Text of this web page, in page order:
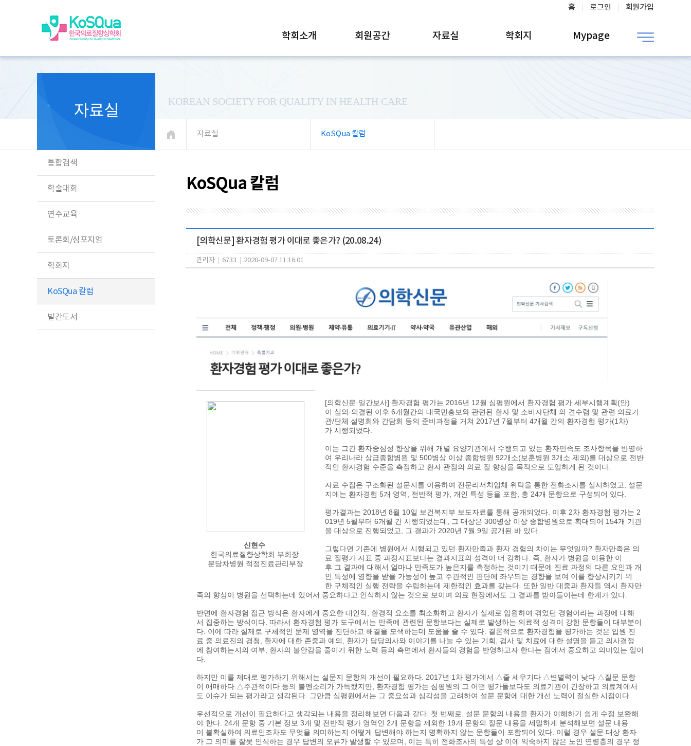
홈 로그인 회원가입
학회소개 회원공간 자료실 학회지 Mypage
KOREAN SOCIETY FOR QUALITY IN HEALTH CARE
자료실 KoSQua 칼럼
자료실
통합검색
학술대회
연수교육
토론회/심포지엄
학회지
KoSQua 칼럼
발간도서
KoSQua 칼럼
[의학신문] 환자경험 평가 이대로 좋은가? (20.08.24)
관리자 6733 2020-09-07 11:16:01
신현수
한국의료질향상학회 부회장
분당차병원 적정진료관리부장
[의학신문·일간보사] 환자경험 평가는 2016년 12월 심평원에서 환자경험 평가 세부시행계획(안)
이 심의·의결된 이후 6개월간의 대국민홍보와 관련된 환자 및 소비자단체 의 견수렴 및 관련 의료기
관/단체 설명회와 간담회 등의 준비과정을 거쳐 2017년 7월부터 4개월 간의 환자경험 평가(1차)
가 시행되었다.
이는 그간 환자중심성 향상을 위해 개별 요양기관에서 수행되고 있는 환자만족도 조사항목을 반영하
여 우리나라 상급종합병원 및 500병상 이상 종합병원 92개소(보훈병원 3개소 제외)를 대상으로 전반
적인 환자경험 수준을 측정하고 환자 관점의 의료 질 향상을 목적으로 도입하게 된 것이다.
자료 수집은 구조화된 설문지를 이용하여 전문리서치업체 위탁을 통한 전화조사를 실시하였고, 설문
지에는 환자경험 5개 영역, 전반적 평가, 개인 특성 등을 포함, 총 24개 문항으로 구성되어 있다.
평가결과는 2018년 8월 10일 보건복지부 보도자료를 통해 공개되었다. 이후 2차 환자경험 평가는 2
019년 5월부터 6개월 간 시행되었는데, 그 대상은 300병상 이상 종합병원으로 확대되어 154개 기관
을 대상으로 진행되었고, 그 결과가 2020년 7월 9일 공개된 바 있다.
그렇다면 기존에 병원에서 시행되고 있던 환자만족과 환자 경험의 차이는 무엇일까? 환자만족은 의
료 질평가 지표 중 과정지표보다는 결과지표의 성격이 더 강하다. 즉, 환자가 병원을 이용한 이
후 그 결과에 대해서 얼마나 만족도가 높은지를 측정하는 것이기 때문에 진료 과정의 다른 요인과 개
인 특성에 영향을 받을 가능성이 높고 주관적인 판단에 좌우되는 경향을 보여 이를 향상시키기 위
한 구체적인 실행 전략을 수립하는데 제한적인 효과를 갖는다. 또한 일반 대중과 환자들 역시 환자만
족의 향상이 병원을 선택하는데 있어서 중요하다고 인식하지 않는 것으로 보이며 의료 현장에서도 그 결과를 받아들이는데 한계가 있다.
반면에 환자경험 접근 방식은 환자에게 중요한 대인적, 환경적 요소를 최소화하고 환자가 실제로 입원하여 겪었던 경험이라는 과정에 대해
서 집중하는 방식이다. 따라서 환자경험 평가 도구에서는 만족에 관련된 문항보다는 실제로 발생하는 의료적 성격이 강한 문항들이 대부분이
다. 이에 따라 실제로 구체적인 문제 영역을 진단하고 해결을 모색하는데 도움을 줄 수 있다. 결론적으로 환자경험을 평가하는 것은 입원 진
료 중 의료진의 경청, 환자에 대한 존중과 예의, 환자가 담당의사와 이야기를 나눌 수 있는 기회, 검사 및 치료에 대한 설명을 듣고 의사결정
에 참여하는지의 여부, 환자의 불안감을 줄이기 위한 노력 등의 측면에서 환자들의 경험을 반영하고자 한다는 점에서 중요하고 의미있는 일이
다.
하지만 이를 제대로 평가하기 위해서는 설문지 문항의 개선이 필요하다. 2017년 1차 평가에서 △줄 세우기다 △변별력이 낮다 △질문 문항
이 애매하다 △주관적이다 등의 볼멘소리가 가득했지만, 환자경험 평가는 심평원의 그 어떤 평가들보다도 의료기관이 긴장하고 의료계에서
도 이슈가 되는 평가라고 생각된다. 그만큼 심평원에서는 그 중요성과 심각성을 고려하여 설문 문항에 대한 개선 노력이 절실한 시점이다.
우선적으로 개선이 필요하다고 생각되는 내용을 정리해보면 다음과 같다. 첫 번째로, 설문 문항의 내용을 환자가 이해하기 쉽게 수정 보완해
야 한다. 24개 문항 중 기본 정보 3개 및 전반적 평가 영역인 2개 문항을 제외한 19개 문항의 질문 내용을 세밀하게 분석해보면 설문 내용
이 불확실하여 의료인조차도 무엇을 의미하는지 어떻게 답변해야 하는지 명확하지 않는 문항들이 포함되어 있다. 이럴 경우 설문 대상 환자
가 그 의미를 잘못 인식하는 경우 답변의 오류가 발생할 수 있으며, 이는 특히 전화조사의 특성 상 이에 익숙하지 않은 노인 연령층의 경우 정